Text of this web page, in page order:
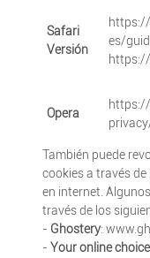
Safari
Versión
es/
Opera
También puede
cookies a través
en internet.
través de los
- Ghostery:
- Your online